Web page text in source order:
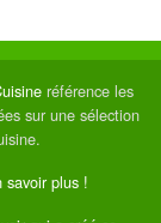
référence les
sur une sélection
savoir plus !